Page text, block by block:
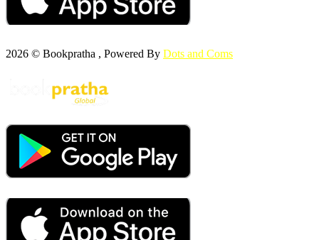
2026 © Bookpratha , Powered By Dots and Coms